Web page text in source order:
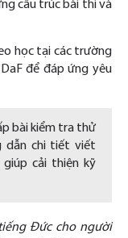
cấu trúc bài thi và
học tại các trường
để đáp ứng yêu
bài kiểm tra thử
dẫn chi tiết viết
giúp cải thiện kỹ
Đức cho người